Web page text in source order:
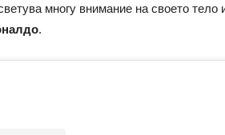
многу внимание на своето
.